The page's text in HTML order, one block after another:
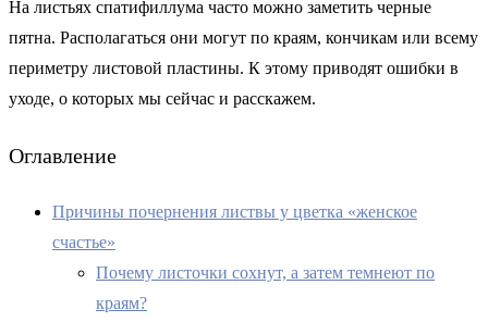
На листьях спатифиллума часто можно заметить черные
пятна. Располагаться они могут по краям, кончикам или всему
периметру листовой пластины. К этому приводят ошибки в
уходе, о которых мы сейчас и расскажем.
Оглавление
Причины почернения листвы у цветка «женское
счастье»
Почему листочки сохнут, а затем темнеют по
краям?